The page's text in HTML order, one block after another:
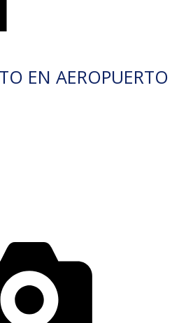
EN AEROPUERTO